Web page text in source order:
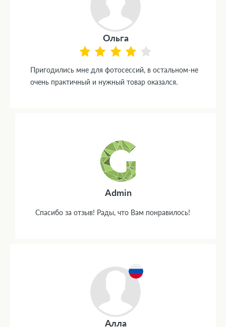
Ольга
Пригодились мне для фотосессий, в остальном-не
очень практичный и нужный товар оказался.
Admin
Спасибо за отзыв! Рады, что Вам понравилось!
Алла